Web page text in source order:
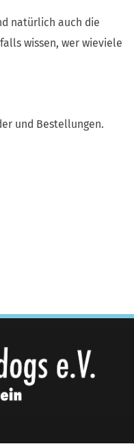
natürlich auch die
wissen, wer wieviele
und Bestellungen.